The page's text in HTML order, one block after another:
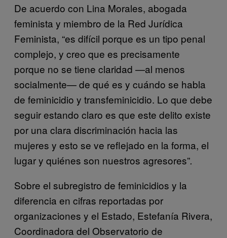
De acuerdo con Lina Morales, abogada
feminista y miembro de la Red Jurídica
Feminista, “es difícil porque es un tipo penal
complejo, y creo que es precisamente
porque no se tiene claridad —al menos
socialmente— de qué es y cuándo se habla
de feminicidio y transfeminicidio. Lo que debe
seguir estando claro es que este delito existe
por una clara discriminación hacia las
mujeres y esto se ve reflejado en la forma, el
lugar y quiénes son nuestros agresores”.
Sobre el subregistro de feminicidios y la
diferencia en cifras reportadas por
organizaciones y el Estado, Estefanía Rivera,
Coordinadora del Observatorio de